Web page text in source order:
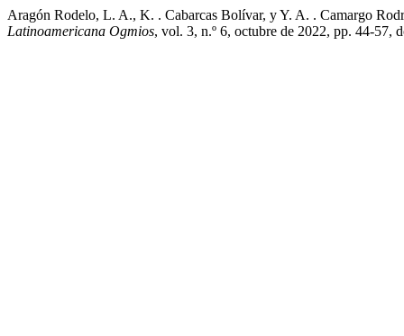
Aragón Rodelo, L. A., K. . Cabarcas Bolívar, y Y. A. . Camargo
Latinoamericana Ogmios, vol. 3, n.º 6, octubre de 2022, pp. 44-57,